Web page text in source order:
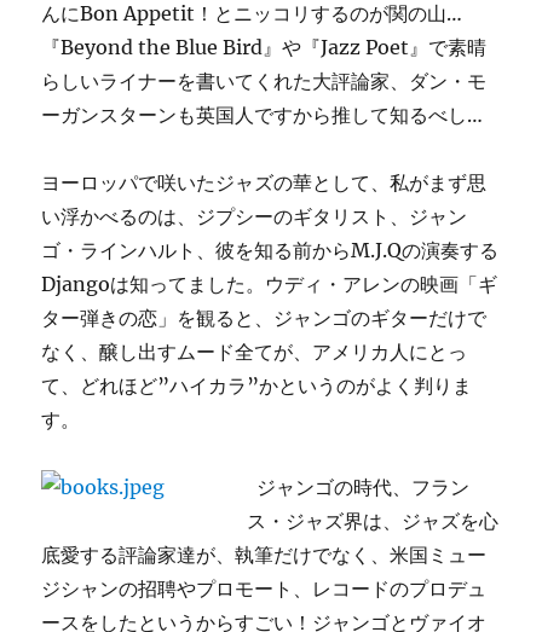
んにBon Appetit！とニッコリするのが関の山…
『Beyond the Blue Bird』や『Jazz Poet』で素晴
らしいライナーを書いてくれた大評論家、ダン・モ
ーガンスターンも英国人ですから推して知るべし…
ヨーロッパで咲いたジャズの華として、私がまず思
い浮かべるのは、ジプシーのギタリスト、ジャン
ゴ・ラインハルト、彼を知る前からM.J.Qの演奏する
Djangoは知ってました。ウディ・アレンの映画「ギ
ター弾きの恋」を観ると、ジャンゴのギターだけで
なく、醸し出すムード全てが、アメリカ人にとっ
て、どれほど”ハイカラ”かというのがよく判りま
す。
ジャンゴの時代、フラン
ス・ジャズ界は、ジャズを心
底愛する評論家達が、執筆だけでなく、米国ミュー
ジシャンの招聘やプロモート、レコードのプロデュ
ースをしたというからすごい！ジャンゴとヴァイオ